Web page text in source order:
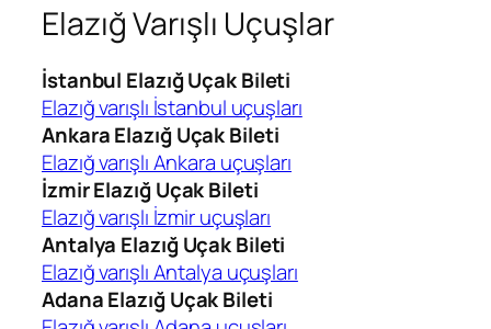
Elazığ Varışlı Uçuşlar
İstanbul Elazığ Uçak Bileti
Elazığ varışlı İstanbul uçuşları
Ankara Elazığ Uçak Bileti
Elazığ varışlı Ankara uçuşları
İzmir Elazığ Uçak Bileti
Elazığ varışlı İzmir uçuşları
Antalya Elazığ Uçak Bileti
Elazığ varışlı Antalya uçuşları
Adana Elazığ Uçak Bileti